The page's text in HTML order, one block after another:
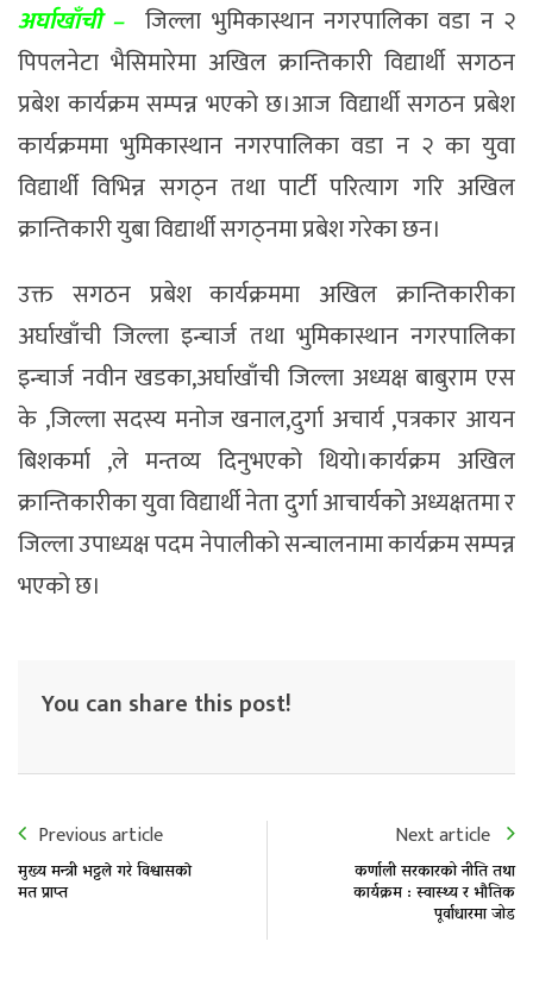
अर्घाखाँची – जिल्ला भुमिकास्थान नगरपालिका वडा न २
पिपलनेटा भैसिमारेमा अखिल क्रान्तिकारी विद्यार्थी सगठन
प्रबेश कार्यक्रम सम्पन्न भएको छ।आज विद्यार्थी सगठन प्रबेश
कार्यक्रममा भुमिकास्थान नगरपालिका वडा न २ का युवा
विद्यार्थी विभिन्न सगठ्न तथा पार्टी परित्याग गरि अखिल
क्रान्तिकारी युबा विद्यार्थी सगठ्नमा प्रबेश गरेका छन।
उक्त सगठन प्रबेश कार्यक्रममा अखिल क्रान्तिकारीका
अर्घाखाँची जिल्ला इन्चार्ज तथा भुमिकास्थान नगरपालिका
इन्चार्ज नवीन खडका,अर्घाखाँची जिल्ला अध्यक्ष बाबुराम एस
के ,जिल्ला सदस्य मनोज खनाल,दुर्गा अचार्य ,पत्रकार आयन
बिशकर्मा ,ले मन्तव्य दिनुभएको थियो।कार्यक्रम अखिल
क्रान्तिकारीका युवा विद्यार्थी नेता दुर्गा आचार्यको अध्यक्षतमा र
जिल्ला उपाध्यक्ष पदम नेपालीको सन्चालनामा कार्यक्रम सम्पन्न
भएको छ।
You can share this post!
Previous article
मुख्य मन्त्री भट्टले गरे विश्वासकाे
मत प्राप्त
Next article
कर्णाली सरकारको नीति तथा
कार्यक्रम : स्वास्थ्य र भौतिक
पूर्वाधारमा जोड